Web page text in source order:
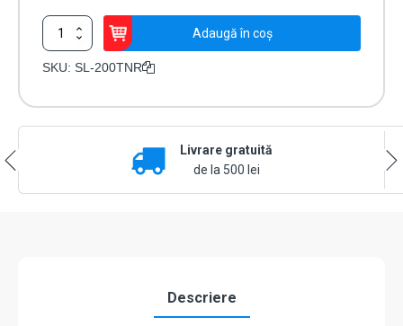
Cantitate
Bariera
IR
Adaugă în coș
SKU: SL-200TNR
Livrare gratuită
de la 500 lei
Descriere